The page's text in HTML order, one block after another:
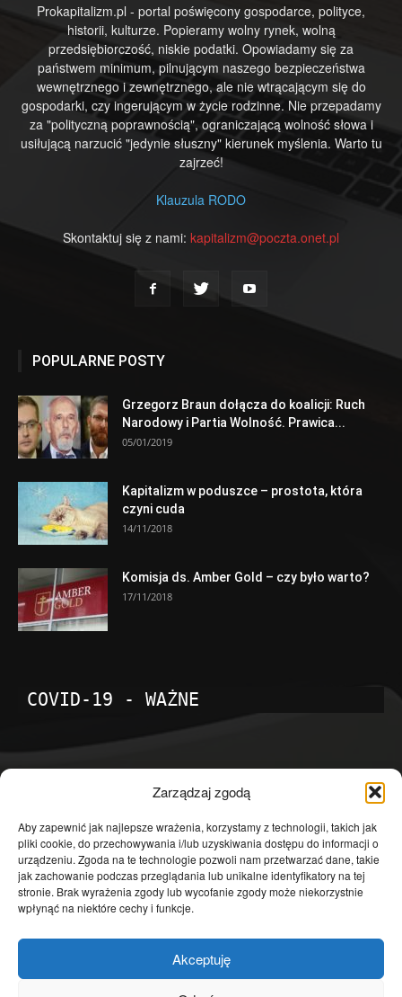
Zarządzaj zgodą
Aby zapewnić jak najlepsze wrażenia, korzystamy z technologii, takich jak
pliki cookie, do przechowywania i/lub uzyskiwania dostępu do informacji o
urządzeniu. Zgoda na te technologie pozwoli nam przetwarzać dane, takie
jak zachowanie podczas przeglądania lub unikalne identyfikatory na tej
stronie. Brak wyrażenia zgody lub wycofanie zgody może niekorzystnie
wpłynąć na niektóre cechy i funkcje.
Akceptuję
Prokapitalizm.pl - portal poświęcony gospodarce, polityce,
historii, kulturze. Popieramy wolny rynek, wolną
przedsiębiorczość, niskie podatki. Opowiadamy się za
państwem minimum, pilnującym naszego bezpieczeństwa
wewnętrznego i zewnętrznego, ale nie wtrącającym się do
gospodarki, czy ingerującym w życie rodzinne. Nie przepadamy
za "polityczną poprawnością", ograniczającą wolność słowa i
usiłującą narzucić "jedynie słuszny" kierunek myślenia. Warto tu
zajrzeć!
Klauzula RODO
Skontaktuj się z nami: kapitalizm@poczta.onet.pl
POPULARNE POSTY
Grzegorz Braun dołącza do koalicji: Ruch
Narodowy i Partia Wolność. Prawica...
05/01/2019
Kapitalizm w poduszce – prostota, która
czyni cuda
14/11/2018
Komisja ds. Amber Gold – czy było warto?
17/11/2018
COVID-19 - WAŻNE
Temat dnia
4601
Publicystyka
4363
Polityka
3639
Polska
Społeczeństwo
2823